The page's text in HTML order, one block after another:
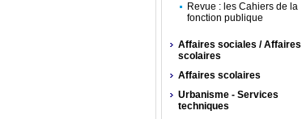
Revue : les Cahiers de la
fonction publique
Affaires sociales / Affaires
scolaires
Affaires scolaires
Urbanisme - Services
techniques